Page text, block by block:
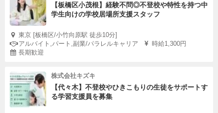
【板橋区小茂根】経験不問◎不登校や特性を持つ中
学生向けの学校居場所支援スタッフ
東京 [板橋区/小竹向原駅 徒歩10分]
アルバイト,パート,副業/パラレルキャリア
時給1,300円
長期歓迎
株式会社キズキ
【代々木】不登校やひきこもりの生徒をサポートす
る学習支援員を募集